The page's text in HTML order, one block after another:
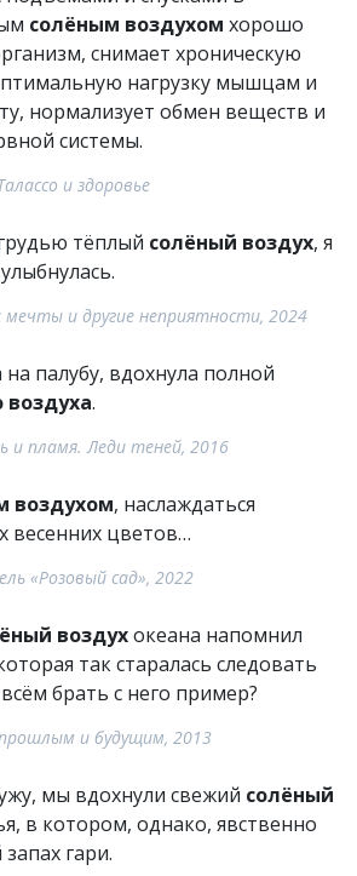
солёным воздухом хорошо
снимает хроническую
нагрузку мышцам и
нормализует обмен веществ и
системы.
и здоровье
тёплый солёный воздух, я
и другие неприятности, 2024
палубу, вдохнула полной
воздуха.
и пламя. Леди теней, 2016
воздухом, наслаждаться
весенних цветов…
«Розовый сад», 2022
воздухокеана напомнил
так старалась следовать
брать с него пример?
и будущим, 2013
мы вдохнули свежий солёный
в котором, однако, явственно
гари.